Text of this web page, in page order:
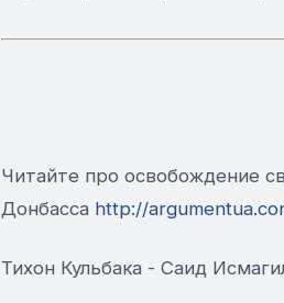
Читайте про освобождение
Донбасса http://
Тихон Кульбака - Саид